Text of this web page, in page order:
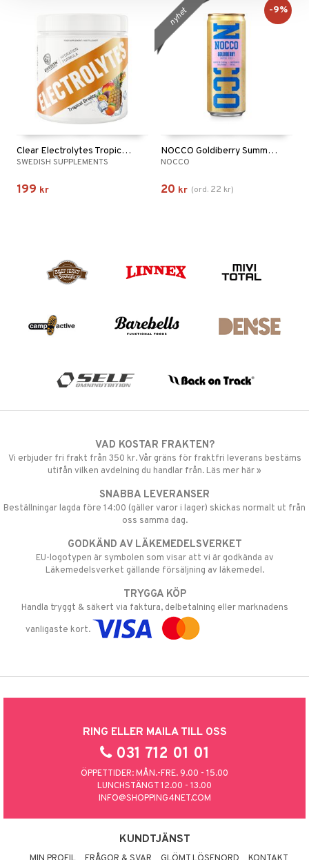
Clear Electrolytes Tropical Breeze
SWEDISH SUPPLEMENTS
199 kr
NOCCO Goldiberry Summer Edition
NOCCO
20 kr (ord. 22 kr)
nyhet -9%
VAD KOSTAR FRAKTEN?
Vi erbjuder fri frakt från 350 kr. Vår gräns för fraktfri leverans bestäms
utifån vilken avdelning du handlar från. Läs mer här »
SNABBA LEVERANSER
Beställningar lagda före 14:00 (gäller varor i lager) skickas normalt ut från
oss samma dag.
GODKÄND AV LÄKEMEDELSVERKET
EU-logotypen är symbolen som visar att vi är godkända av
Läkemedelsverket gällande försäljning av läkemedel.
TRYGGA KÖP
Handla tryggt & säkert via faktura, delbetalning eller marknadens
vanligaste kort.
RING ELLER MAILA TILL OSS
031 712 01 01
ÖPPETTIDER: MÅN.-FRE. 9.00 - 15.00
LUNCHSTÄNGT 12.00 - 13.00
INFO@SHOPPING4NET.COM
KUNDTJÄNST